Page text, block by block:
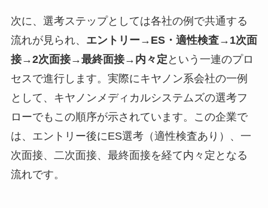
次に、選考ステップとしては各社の例で共通する
流れが見られ、 エントリー→ES・適性検査→1次面
接→2次面接→最終面接→内々定 という一連のプロ
セスで進行します。実際にキヤノン系会社の一例
として、キヤノンメディカルシステムズの選考フ
ローでもこの順序が示されています。この企業で
は、エントリー後にES選考（適性検査あり）、一
次面接、二次面接、最終面接を経て内々定となる
流れです。